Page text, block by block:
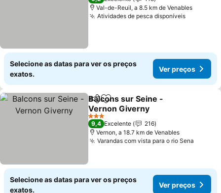
Val-de-Reuil, a 8.5 km de Venables
Atividades de pesca disponíveis
Selecione as datas para ver os preços
exatos.
Ver preços
PartilharAdicionar aos favoritos
Balcons sur Seine -
Vernon Giverny
3 Estrelas
9,4 Excelente
216
Vernon, a 18.7 km de Venables
Varandas com vista para o rio Sena
Selecione as datas para ver os preços
exatos.
Ver preços